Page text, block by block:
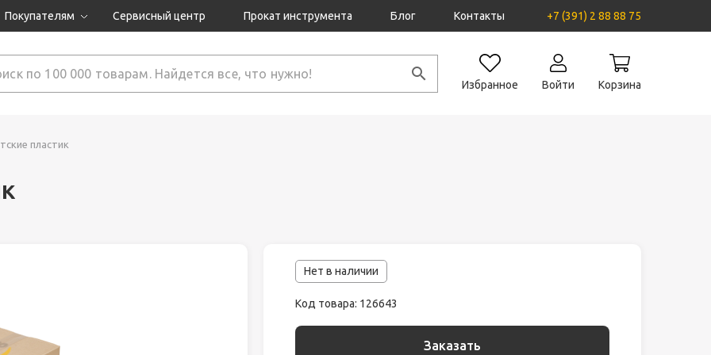
Покупателям
Как оформить заказ?
Сервисный центр Прокат инструмента Блог Контакты +7 (391) 2 88 88 75
Избранное Войти Корзина
пластик
Нет в наличии
Код товара: 126643
Заказать